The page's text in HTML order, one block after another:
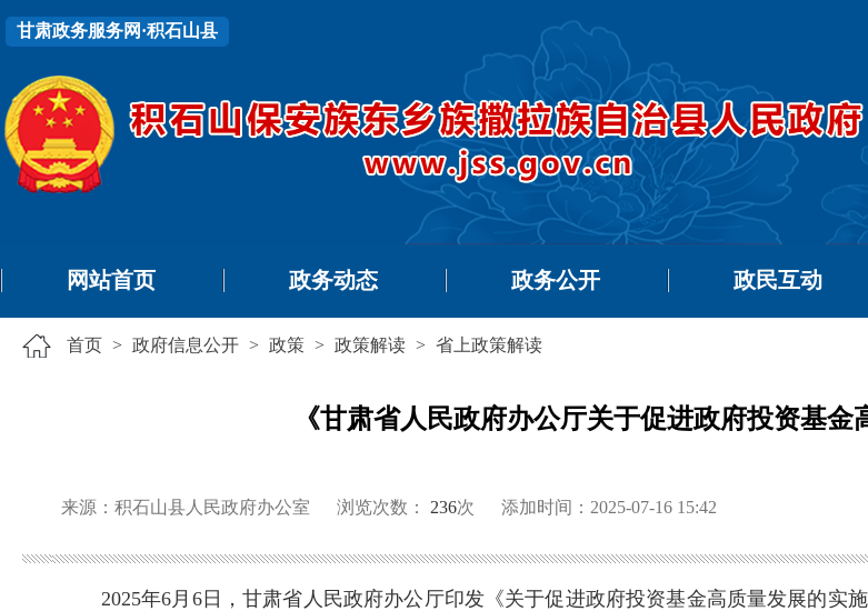
甘肃政务服务网·积石山县
网站首页 政务动态 政务公开 政民互动
首页 > 政府信息公开 > 政策 > 政策解读 > 省上政策解读
《甘肃省人民政府办公厅关于促进政府投资基
来源：积石山县人民政府办公室 浏览次数： 236次 添加时间：2025-07-16 15:42
2025年6月6日，甘肃省人民政府办公厅印发《关于促进政府投资基金高质量发展的实